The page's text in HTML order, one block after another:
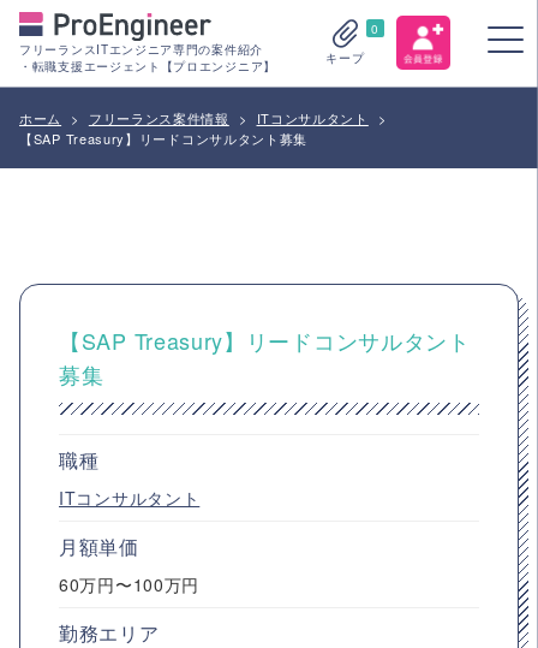
フリーランスITエンジニア専門の案件紹介
・転職支援エージェント【プロエンジニア】
0
キープ
ホーム > フリーランス案件情報 > ITコンサルタント
>
【SAP Treasury】リードコンサルタント募集
【SAP Treasury】リードコンサルタント
募集
職種
ITコンサルタント
月額単価
60万円〜100万円
勤務エリア